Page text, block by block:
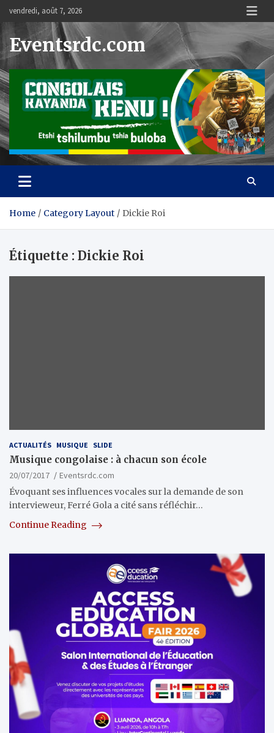
content
vendredi, août 7, 2026
Eventsrdc.com
Home Category Layout Dickie Roi
Étiquette : Dickie Roi
ACTUALITÉS MUSIQUE SLIDE
Musique congolaise : à chacun son école
20/07/2017
Eventsrdc.com
Évoquant ses influences vocales sur la demande de son
intervieweur, Ferré Gola a cité sans réfléchir…
Continue Reading